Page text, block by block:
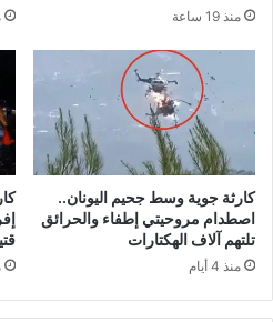
منذ 19 ساعة
كارثة جوية وسط جحيم اليونان..
اصطدام مروحيتي إطفاء والحرائق
تلتهم آلاف الهكتارات
منذ 4 أيام